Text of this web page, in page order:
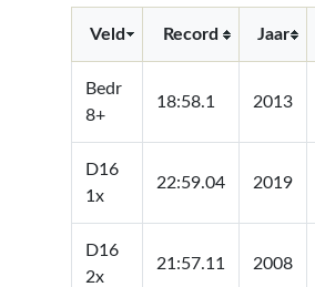
Veld Record Jaar
Bedr
8+
18:58.1 2013
D16
1x
22:59.04 2019
D16
2x
21:57.11 2008